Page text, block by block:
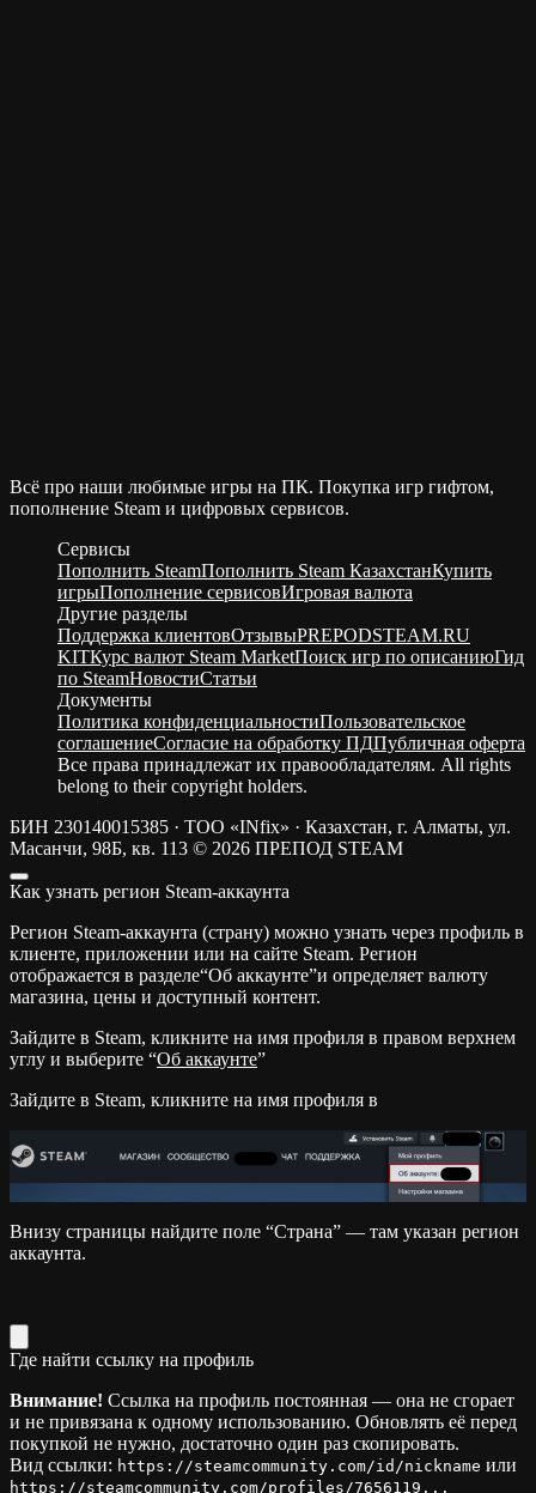
Всё про наши любимые игры на ПК. Покупка игр гифтом,
пополнение Steam и цифровых сервисов.
Сервисы
Пополнить SteamПополнить Steam КазахстанКупить
игрыПополнение сервисовИгровая валюта
Другие разделы
Поддержка клиентовОтзывыPREPODSTEAM.RU
KITКурс валют Steam MarketПоиск игр по описаниюГид
по SteamНовостиСтатьи
Документы
Политика конфиденциальностиПользовательское
соглашениеСогласие на обработку ПДПубличная оферта
Все права принадлежат их правообладателям. All rights
belong to their copyright holders.
БИН 230140015385 · ТОО «INfix» · Казахстан, г. Алматы, ул.
Масанчи, 98Б, кв. 113 © 2026 ПРЕПОД STEAM
Как узнать регион Steam-аккаунта
Регион Steam-аккаунта (страну) можно узнать через профиль в
клиенте, приложении или на сайте Steam. Регион
отображается в разделе“Об аккаунте”и определяет валюту
магазина, цены и доступный контент.
Зайдите в Steam, кликните на имя профиля в правом верхнем
углу и выберите “Об аккаунте”
Зайдите в Steam, кликните на имя профиля в
Внизу страницы найдите поле “Страна” — там указан регион
аккаунта.
Где найти ссылку на профиль
Внимание! Ссылка на профиль постоянная — она не сгорает
и не привязана к одному использованию. Обновлять её перед
покупкой не нужно, достаточно один раз скопировать.
Вид ссылки: https://steamcommunity.com/id/nickname или
https://steamcommunity.com/profiles/7656119...